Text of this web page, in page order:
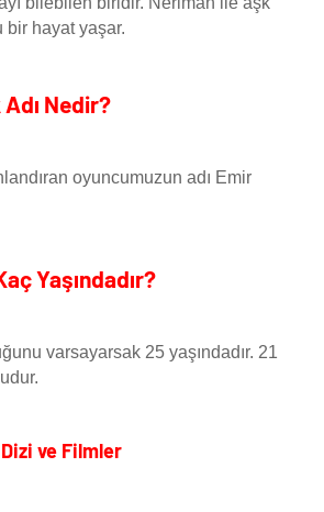
bir hayat yaşar.
Nedir?
oyuncumuzun adı Emir
Yaşındadır?
varsayarsak 25 yaşındadır. 21
Dizi ve Filmler